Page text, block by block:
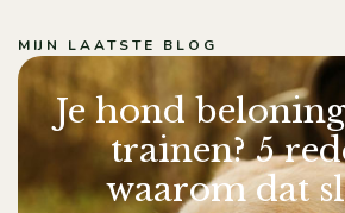
MIJN LAATSTE BLOG
Je hond
trainen? 5
waarom dat